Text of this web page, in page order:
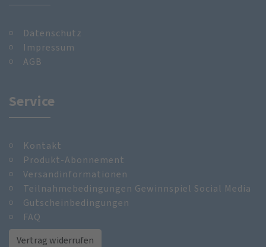
Datenschutz
Impressum
AGB
Service
Kontakt
Produkt-Abonnement
Versandinformationen
Teilnahmebedingungen Gewinnspiel Social Media
Gutscheinbedingungen
FAQ
Vertrag widerrufen